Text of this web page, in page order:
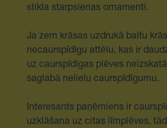
stikla starpsienas ornamenti.
Ja zem krāsas uzdrukā baltu
necaurspīdīgu attēlu, kas ir
uz caurspīdīgas plēves
saglabā nelielu caurspīdīgumu.
Interesants paņēmiens ir
uzklāšana uz citas līmplēves,